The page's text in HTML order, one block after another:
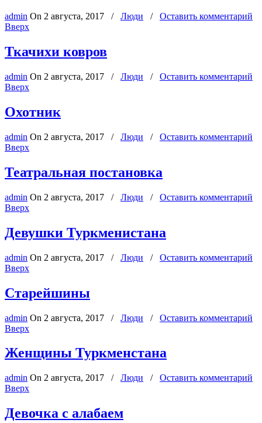
admin On 2 августа, 2017 / Люди / Оставить комментарий
Вверх
Ткачихи ковров
admin On 2 августа, 2017 / Люди / Оставить комментарий
Вверх
Охотник
admin On 2 августа, 2017 / Люди / Оставить комментарий
Вверх
Театральная постановка
admin On 2 августа, 2017 / Люди / Оставить комментарий
Вверх
Девушки Туркменистана
admin On 2 августа, 2017 / Люди / Оставить комментарий
Вверх
Старейшины
admin On 2 августа, 2017 / Люди / Оставить комментарий
Вверх
Женщины Туркменстана
admin On 2 августа, 2017 / Люди / Оставить комментарий
Вверх
Девочка с алабаем